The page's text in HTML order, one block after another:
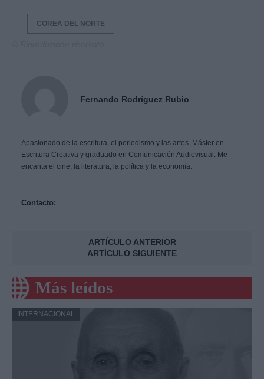
COREA DEL NORTE
Fernando Rodríguez Rubio
Apasionado de la escritura, el periodismo y las artes. Máster en
Escritura Creativa y graduado en Comunicación Audiovisual. Me
encanta el cine, la literatura, la política y la economía.
Contacto:
ARTÍCULO ANTERIOR
ARTÍCULO SIGUIENTE
Más leídos
INTERNACIONAL